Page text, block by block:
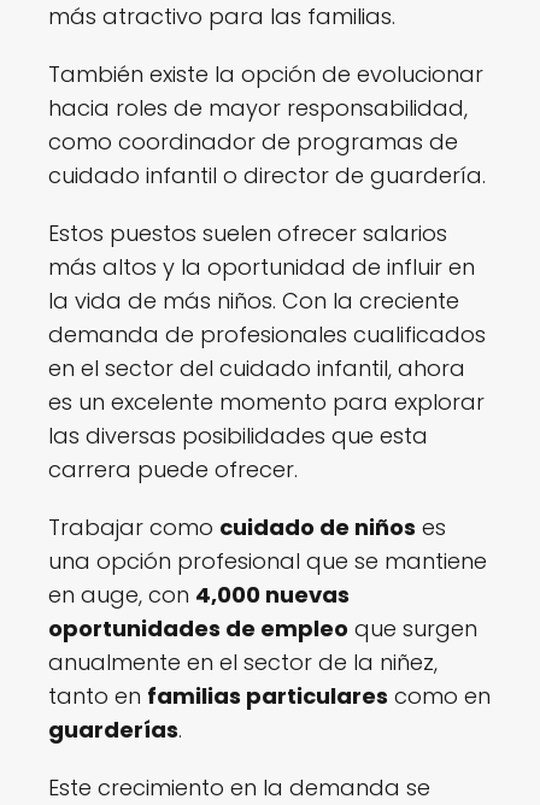
más atractivo para las familias.
También existe la opción de evolucionar
hacia roles de mayor responsabilidad,
como coordinador de programas de
cuidado infantil o director de guardería.
Estos puestos suelen ofrecer salarios
más altos y la oportunidad de influir en
la vida de más niños. Con la creciente
demanda de profesionales cualificados
en el sector del cuidado infantil, ahora
es un excelente momento para explorar
las diversas posibilidades que esta
carrera puede ofrecer.
Trabajar como cuidado de niños es
una opción profesional que se mantiene
en auge, con 4,000 nuevas
oportunidades de empleo que surgen
anualmente en el sector de la niñez,
tanto en familias particulares como en
guarderías.
Este crecimiento en la demanda se